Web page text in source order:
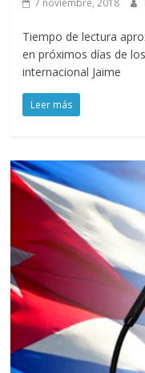
Tiempo de lectura
en próximos días de
internacional Jaime
Leer más